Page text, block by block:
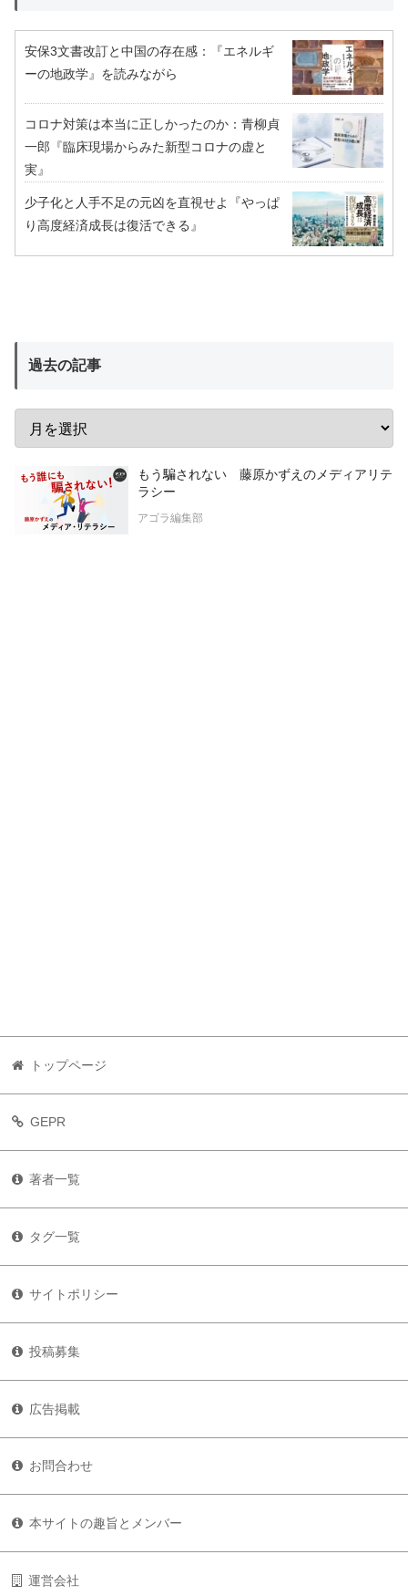
安保3文書改訂と中国の存在感：『エネルギ
ーの地政学』を読みながら
コロナ対策は本当に正しかったのか：青柳貞
一郎『臨床現場からみた新型コロナの虚と
実』
少子化と人手不足の元凶を直視せよ『やっぱ
り高度経済成長は復活できる』
過去の記事
もう騙されない 藤原かずえのメディアリテ
ラシー
アゴラ編集部
トップページ
GEPR
著者一覧
タグ一覧
サイトポリシー
投稿募集
広告掲載
お問合わせ
本サイトの趣旨とメンバー
運営会社